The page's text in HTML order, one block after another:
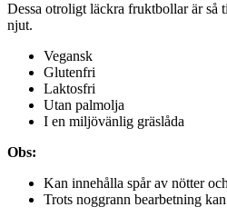
Dessa otroligt läckra fruktbollar är så
njut.
Vegansk
Glutenfri
Laktosfri
Utan palmolja
I en miljövänlig gräslåda
Obs:
Kan innehålla spår av nötter
Trots noggrann bearbetning